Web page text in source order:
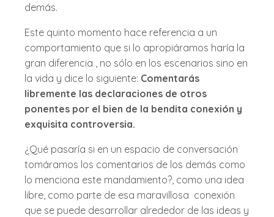
demás.
Este quinto momento hace referencia a un
comportamiento que si lo apropiáramos haría la
gran diferencia , no sólo en los escenarios sino en
la vida y dice lo siguiente: Comentarás
libremente las declaraciones de otros
ponentes por el bien de la bendita conexión y
exquisita controversia.
¿Qué pasaría si en un espacio de conversación
tomáramos los comentarios de los demás como
lo menciona este mandamiento?, como una idea
libre, como parte de esa maravillosa conexión
que se puede desarrollar alrededor de las ideas y